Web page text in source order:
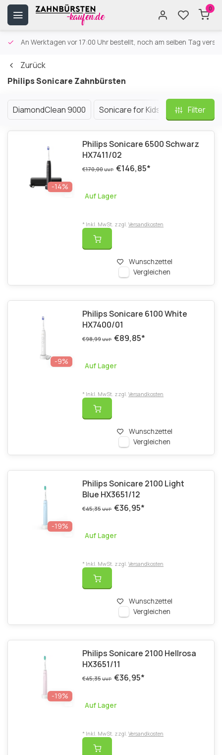
0
An Werktagen vor 17:00 Uhr bestellt, noch am selben Tag
Zurück
Philips Sonicare Zahnbürsten
DiamondClean 9000 Sonicare for Kids 7100 Series
Filter
-14%
Philips Sonicare 6500 Schwarz
HX7411/02
€170,00UVP €146,85*
Auf Lager
Wunschzettel
Vergleichen
* Inkl. MwSt. zzgl. Versandkosten
-9%
Philips Sonicare 6100 White
HX7400/01
€98,99UVP €89,85*
Auf Lager
Wunschzettel
Vergleichen
* Inkl. MwSt. zzgl. Versandkosten
-19%
Philips Sonicare 2100 Light
Blue HX3651/12
€45,35UVP €36,95*
Auf Lager
Wunschzettel
Vergleichen
* Inkl. MwSt. zzgl. Versandkosten
-19%
Philips Sonicare 2100 Hellrosa
HX3651/11
€45,35UVP €36,95*
Auf Lager
* Inkl. MwSt. zzgl. Versandkosten